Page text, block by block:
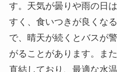
す。天気が曇りや雨の日
すく、食いつきが良くな
で、晴天が続くとバスが
がることがあります。ま
直結しており、最適な水